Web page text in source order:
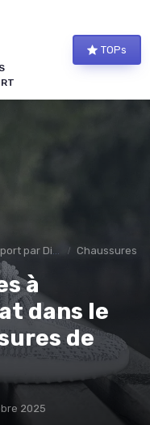
TOPs
Discipline Chaussures
à
dans le
de
2025